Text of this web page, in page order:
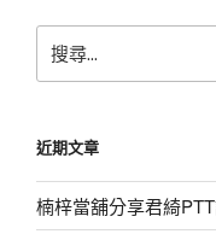
尋
字:
近期文章
楠梓當舖分享君綺